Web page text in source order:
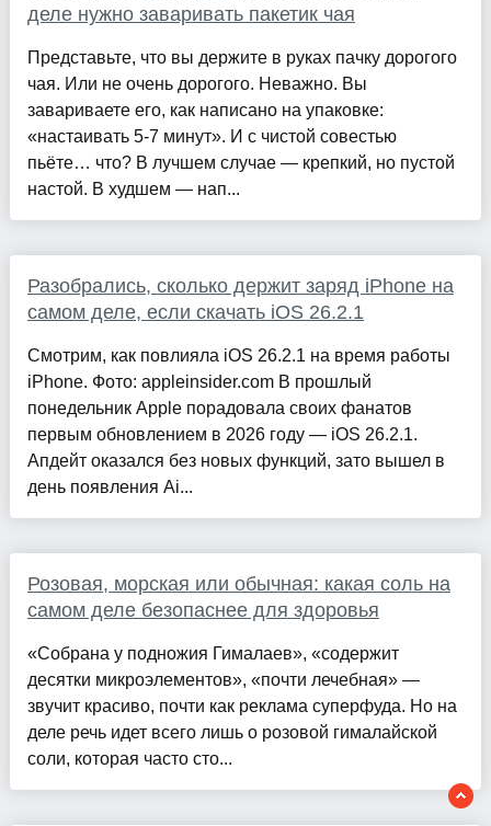
деле нужно заваривать пакетик чая
Представьте, что вы держите в руках пачку дорогого
чая. Или не очень дорогого. Неважно. Вы
завариваете его, как написано на упаковке:
«настаивать 5-7 минут». И с чистой совестью
пьёте… что? В лучшем случае — крепкий, но пустой
настой. В худшем — нап...
Разобрались, сколько держит заряд iPhone на
самом деле, если скачать iOS 26.2.1
Смотрим, как повлияла iOS 26.2.1 на время работы
iPhone. Фото: appleinsider.com В прошлый
понедельник Apple порадовала своих фанатов
первым обновлением в 2026 году — iOS 26.2.1.
Апдейт оказался без новых функций, зато вышел в
день появления Ai...
Розовая, морская или обычная: какая соль на
самом деле безопаснее для здоровья
«Собрана у подножия Гималаев», «содержит
десятки микроэлементов», «почти лечебная» —
звучит красиво, почти как реклама суперфуда. Но на
деле речь идет всего лишь о розовой гималайской
соли, которая часто сто...